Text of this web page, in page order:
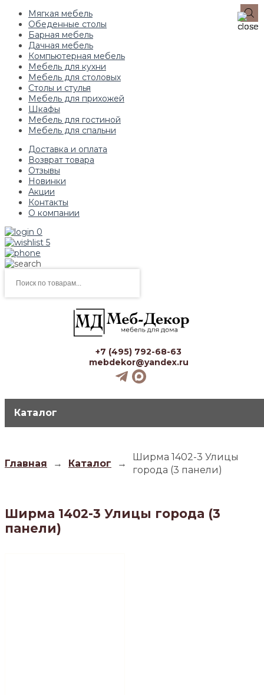
Мягкая мебель
Обеденные столы
Барная мебель
Дачная мебель
Компьютерная мебель
Мебель для кухни
Мебель для столовых
Столы и стулья
Мебель для прихожей
Шкафы
Мебель для гостиной
Мебель для спальни
Доставка и оплата
Возврат товара
Отзывы
Новинки
Акции
Контакты
О компании
0
5
товаров
+7 (495) 792-68-63
mebdekor@yandex.ru
Каталог
Главная → Каталог →
Ширма 1402-3 Улицы
города (3 панели)
Ширма 1402-3 Улицы города (3
панели)